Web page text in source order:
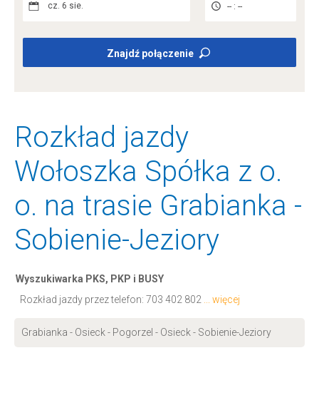
cz. 6 sie. -- : --
Znajdź połączenie
Rozkład jazdy
Wołoszka Spółka z o.
o. na trasie Grabianka -
Sobienie-Jeziory
Wyszukiwarka PKS, PKP i BUSY
Rozkład jazdy przez telefon: 703 402 802 ... więcej
Grabianka - Osieck - Pogorzel - Osieck - Sobienie-Jeziory